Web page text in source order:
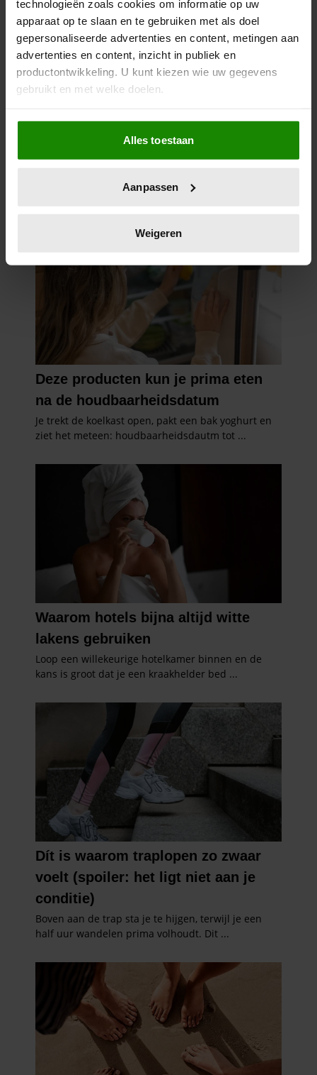
technologieën zoals cookies om informatie op uw
apparaat op te slaan en te gebruiken met als doel
gepersonaliseerde advertenties en content, metingen aan
advertenties en content, inzicht in publiek en
productontwikkeling. U kunt kiezen wie uw gegevens
gebruikt en met welke doelen.
Als u het toestaat, willen we ook graag:
Informatie verzamelen over uw geografische
locatie, die tot een paar meter nauwkeurig kan zijn
scannen op specifieke eigenschappen (fingerprinting)
verwerkt en stel uw voorkeuren in het
intrekken in de Cookieverklaring.
We gebruiken cookies om content en advertenties te
personaliseren, om functies voor social media te bieden
en om ons websiteverkeer te analyseren. Ook delen we
informatie over uw gebruik van onze site met onze
partners voor social media, adverteren en analyse. Deze
partners kunnen deze gegevens combineren met andere
informatie die u aan ze heeft verstrekt of die ze hebben
verzameld op basis van uw gebruik van hun services. U
gaat akkoord met onze cookies als u onze website blijft
Alles toestaan
Aanpassen
Weigeren
7 kleine dingen die je leven
kosten)